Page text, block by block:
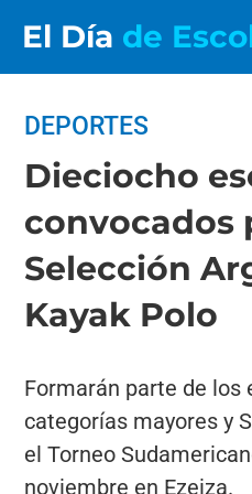
El Día de
DEPORTES
Dieciocho
convocados
Selección
Kayak Polo
Formarán parte de los
categorías mayores y
el Torneo
noviembre en Ezeiza.